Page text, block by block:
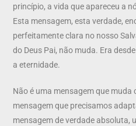
princípio, a vida que apareceu a
Esta mensagem, esta verdade,
perfeitamente clara no nosso
do Deus Pai, não muda. Era
a eternidade.
Não é uma mensagem que muda
mensagem que precisamos
mensagem de verdade absoluta,